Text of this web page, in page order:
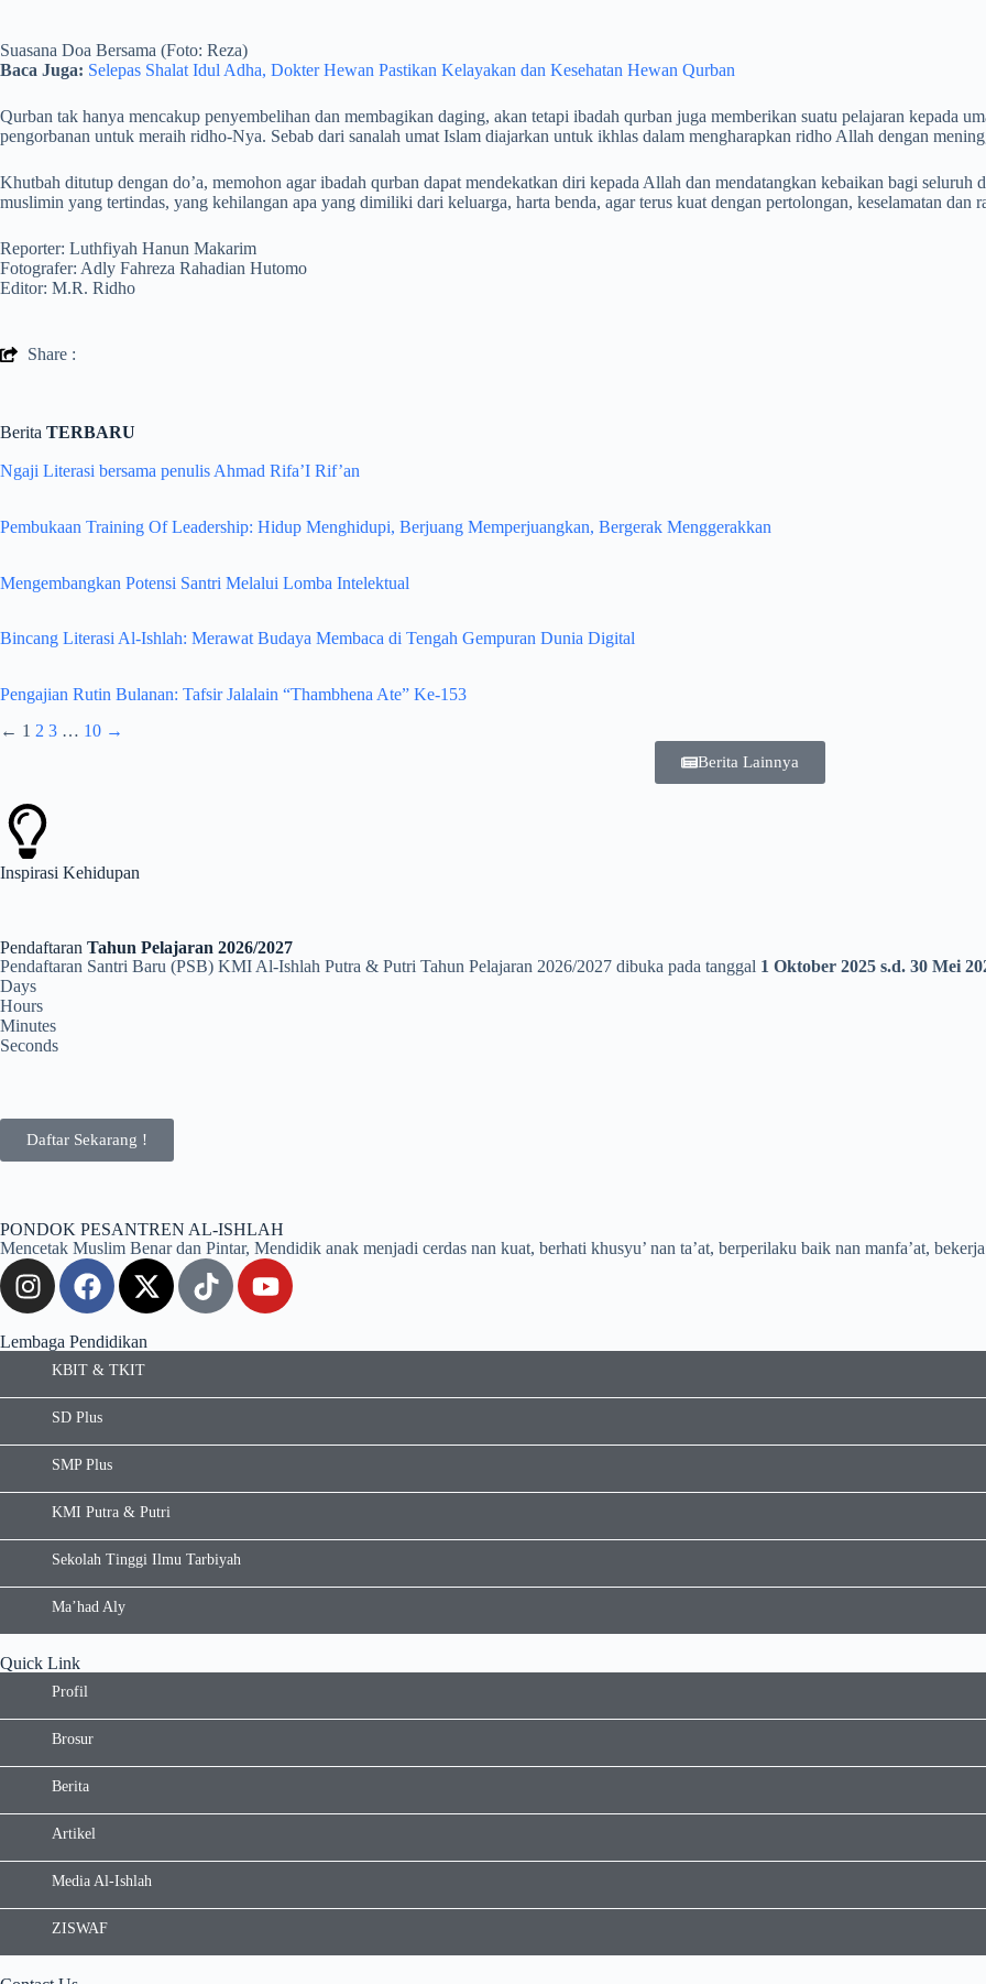
Suasana Doa Bersama (Foto: Reza)
Baca Juga: Selepas Shalat Idul Adha, Dokter Hewan Pastikan Kelayakan dan Kesehatan Hewan Qurban
Qurban tak hanya mencakup penyembelihan dan membagikan daging, akan tetapi ibadah qurban juga memberikan suatu pelajaran kepada
pengorbanan untuk meraih ridho-Nya. Sebab dari sanalah umat Islam diajarkan untuk ikhlas dalam mengharapkan ridho Allah dengan
Khutbah ditutup dengan do’a, memohon agar ibadah qurban dapat mendekatkan diri kepada Allah dan mendatangkan kebaikan bagi
muslimin yang tertindas, yang kehilangan apa yang dimiliki dari keluarga, harta benda, agar terus kuat dengan pertolongan, keselamatan dan
Reporter: Luthfiyah Hanun Makarim
Fotografer: Adly Fahreza Rahadian Hutomo
Editor: M.R. Ridho
Share :
Berita TERBARU
Ngaji Literasi bersama penulis Ahmad Rifa’I Rif’an
Pembukaan Training Of Leadership: Hidup Menghidupi, Berjuang Memperjuangkan, Bergerak Menggerakkan
Mengembangkan Potensi Santri Melalui Lomba Intelektual
Bincang Literasi Al-Ishlah: Merawat Budaya Membaca di Tengah Gempuran Dunia Digital
Pengajian Rutin Bulanan: Tafsir Jalalain “Thambhena Ate” Ke-153
← 1 2 3 … 10 →
Berita Lainnya
Inspirasi Kehidupan
Pendaftaran Tahun Pelajaran 2026/2027
Pendaftaran Santri Baru (PSB) KMI Al-Ishlah Putra & Putri Tahun Pelajaran 2026/2027 dibuka pada tanggal 1 Oktober 2025 s.d. 30 Mei
Days
Hours
Minutes
Seconds
Daftar Sekarang !
PONDOK PESANTREN AL-ISHLAH
Mencetak Muslim Benar dan Pintar, Mendidik anak menjadi cerdas nan kuat, berhati khusyu’ nan ta’at, berperilaku baik nan manfa’at,
Lembaga Pendidikan
KBIT & TKIT
SD Plus
SMP Plus
KMI Putra & Putri
Sekolah Tinggi Ilmu Tarbiyah
Ma’had Aly
Quick Link
Profil
Brosur
Berita
Artikel
Media Al-Ishlah
ZISWAF